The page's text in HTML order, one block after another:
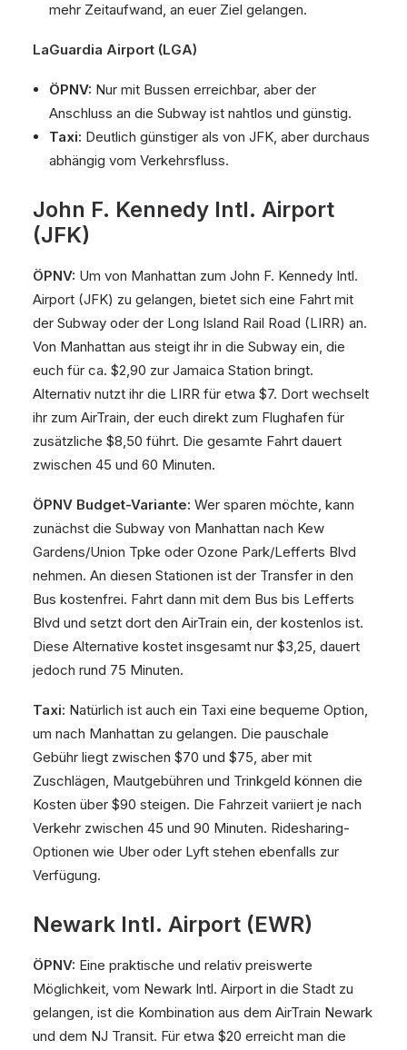
mehr Zeitaufwand, an euer Ziel gelangen.
LaGuardia Airport (LGA)
ÖPNV: Nur mit Bussen erreichbar, aber der
Anschluss an die Subway ist nahtlos und günstig.
Taxi: Deutlich günstiger als von JFK, aber durchaus
abhängig vom Verkehrsfluss.
John F. Kennedy Intl. Airport
(JFK)
ÖPNV: Um von Manhattan zum John F. Kennedy Intl.
Airport (JFK) zu gelangen, bietet sich eine Fahrt mit
der Subway oder der Long Island Rail Road (LIRR) an.
Von Manhattan aus steigt ihr in die Subway ein, die
euch für ca. $2,90 zur Jamaica Station bringt.
Alternativ nutzt ihr die LIRR für etwa $7. Dort wechselt
ihr zum AirTrain, der euch direkt zum Flughafen für
zusätzliche $8,50 führt. Die gesamte Fahrt dauert
zwischen 45 und 60 Minuten.
ÖPNV Budget-Variante: Wer sparen möchte, kann
zunächst die Subway von Manhattan nach Kew
Gardens/Union Tpke oder Ozone Park/Lefferts Blvd
nehmen. An diesen Stationen ist der Transfer in den
Bus kostenfrei. Fahrt dann mit dem Bus bis Lefferts
Blvd und setzt dort den AirTrain ein, der kostenlos ist.
Diese Alternative kostet insgesamt nur $3,25, dauert
jedoch rund 75 Minuten.
Taxi: Natürlich ist auch ein Taxi eine bequeme Option,
um nach Manhattan zu gelangen. Die pauschale
Gebühr liegt zwischen $70 und $75, aber mit
Zuschlägen, Mautgebühren und Trinkgeld können die
Kosten über $90 steigen. Die Fahrzeit variiert je nach
Verkehr zwischen 45 und 90 Minuten. Ridesharing-
Optionen wie Uber oder Lyft stehen ebenfalls zur
Verfügung.
Newark Intl. Airport (EWR)
ÖPNV: Eine praktische und relativ preiswerte
Möglichkeit, vom Newark Intl. Airport in die Stadt zu
gelangen, ist die Kombination aus dem AirTrain Newark
und dem NJ Transit. Für etwa $20 erreicht man die